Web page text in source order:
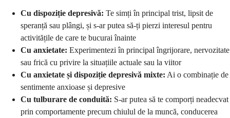
Cu dispoziție depresivă: Te simți în principal trist, lipsit de
speranță sau plângi, și s-ar putea să-ți pierzi interesul pentru
activitățile de care te bucurai înainte
Cu anxietate: Experimentezi în principal îngrijorare, nervozitate
sau frică cu privire la situațiile actuale sau la viitor
Cu anxietate și dispoziție depresivă mixte: Ai o combinație de
sentimente anxioase și depresive
Cu tulburare de conduită: S-ar putea să te comporți neadecvat
prin comportamente precum chiulul de la muncă, conducerea